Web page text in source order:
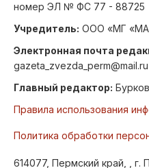
номер ЭЛ № ФС 77 - 88725
Учредитель: ООО «МГ
Электронная почта
gazeta_zvezda_perm@mail.ru
Главный редактор:
Правила использования
Политика обработки
614077, Пермский край, , г.